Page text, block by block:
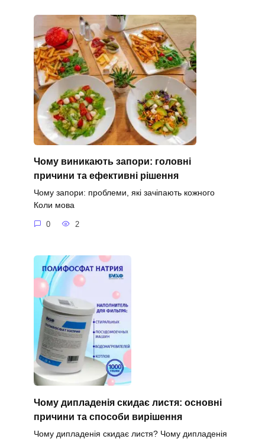
Чому виникають запори: головні
причини та ефективні рішення
Чому запори: проблеми, які зачіпають кожного
Коли мова
0 2
Чому дипладенія скидає листя: основні
причини та способи вирішення
Чому дипладенія скидає листя? Чому дипладенія